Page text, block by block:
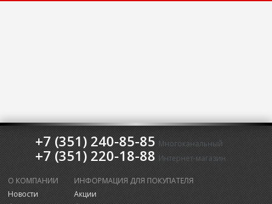
+7 (351) 240-85-85 Многоканальный
+7 (351) 220-18-88 Интернет-магазин
О КОМПАНИИ
Новости
ИНФОРМАЦИЯ ДЛЯ ПОКУПАТЕЛЯ
Акции